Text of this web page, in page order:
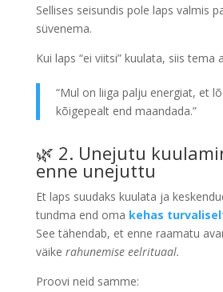
Sellises seisundis pole laps valmis
süvenema.
Kui laps “ei viitsi” kuulata, siis tema
“Mul on liiga palju energiat, et
kõigepealt end maandada.”
🌿 2. Unejutu
enne unejuttu
Et laps suudaks kuulata ja
tundma end oma kehas
See tähendab, et enne raamatu
väike rahunemise eelrituaal.
Proovi neid samme: